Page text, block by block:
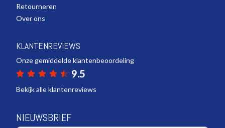
Retourneren
Over ons
KLANTENREVIEWS
Onze gemiddelde klantenbeoordeling
9.5
Bekijk alle klantenreviews
NIEUWSBRIEF